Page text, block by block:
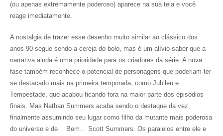
(ou apenas extremamente poderoso) aparece na sua tela e você
reage imediatamente.
A nostalgia de trazer esse desenho muito similar ao clássico dos
anos 90 segue sendo a cereja do bolo, mas é um alívio saber que a
narrativa ainda é uma prioridade para os criadores da série. A nova
fase também reconhece o potencial de personagens que poderiam ter
se destacado mais na primeira temporada, como Jubileu e
Tempestade, que acabou ficando fora na maior parte dos episódios
finais. Mas Nathan Summers acaba sendo o destaque da vez,
finalmente assumindo seu lugar como filho da mutante mais poderosa
do universo e de… Bem… Scott Summers. Os paralelos entre ele e